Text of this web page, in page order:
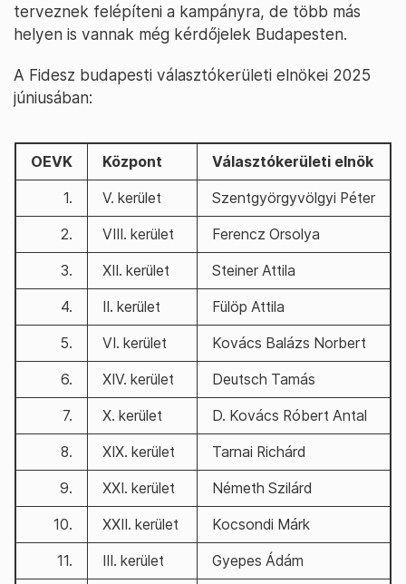
terveznek felépíteni a kampányra, de több más
helyen is vannak még kérdőjelek Budapesten.
A Fidesz budapesti választókerületi elnökei 2025
júniusában:
OEVK Központ Választókerületi elnök
1. V. kerület Szentgyörgyvölgyi Péter
2. VIII. kerület Ferencz Orsolya
3. XII. kerület Steiner Attila
4. II. kerület Fülöp Attila
5. VI. kerület Kovács Balázs Norbert
6. XIV. kerület Deutsch Tamás
7. X. kerület D. Kovács Róbert Antal
8. XIX. kerület Tarnai Richárd
9. XXI. kerület Németh Szilárd
10. XXII. kerület Kocsondi Márk
11. III. kerület Gyepes Ádám